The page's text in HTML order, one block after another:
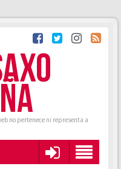
no pertenece ni representa a